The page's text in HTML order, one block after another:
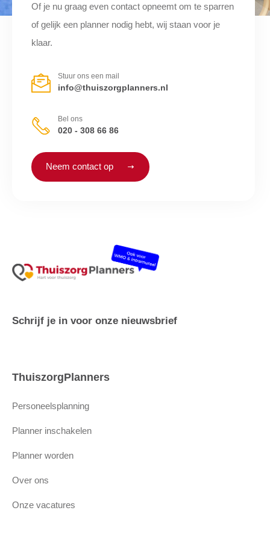
Of je nu graag even contact opneemt om te sparren
of gelijk een planner nodig hebt, wij staan voor je
klaar.
Stuur ons een mail
info@thuiszorgplanners.nl
Bel ons
020 - 308 66 86
Neem contact op
Schrijf je in voor onze nieuwsbrief
ThuiszorgPlanners
Personeelsplanning
Planner inschakelen
Planner worden
Over ons
Onze vacatures